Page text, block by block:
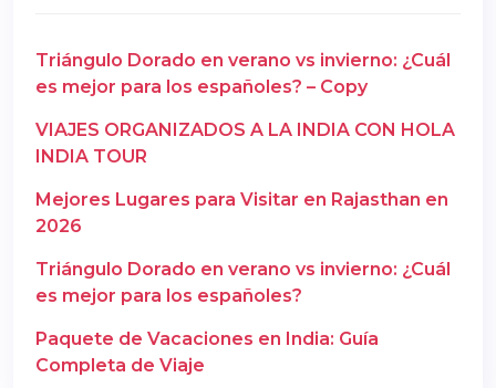
Triángulo Dorado en verano vs invierno: ¿Cuál
es mejor para los españoles? – Copy
VIAJES ORGANIZADOS A LA INDIA CON HOLA
INDIA TOUR
Mejores Lugares para Visitar en Rajasthan en
2026
Triángulo Dorado en verano vs invierno: ¿Cuál
es mejor para los españoles?
Paquete de Vacaciones en India: Guía
Completa de Viaje